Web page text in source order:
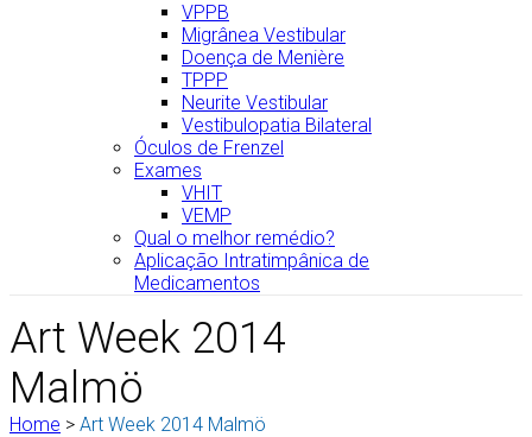
VPPB
Migrânea Vestibular
Doença de Menière
TPPP
Neurite Vestibular
Vestibulopatia Bilateral
Óculos de Frenzel
Exames
VHIT
VEMP
Qual o melhor remédio?
Aplicação Intratimpânica de
Medicamentos
Art Week 2014
Malmö
Home > Art Week 2014 Malmö